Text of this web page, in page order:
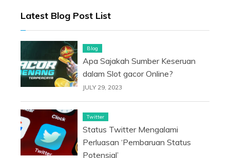
Latest Blog Post List
Blog
Apa Sajakah Sumber Keseruan
dalam Slot gacor Online?
JULY 29, 2023
Twitter
Status Twitter Mengalami
Perluasan ‘Pembaruan Status
Potensial’